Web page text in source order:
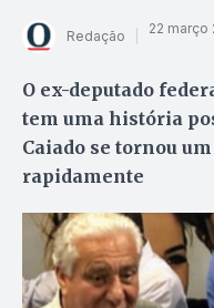
Redação 22 março
O ex-deputado
tem uma história
Caiado se tornou
rapidamente